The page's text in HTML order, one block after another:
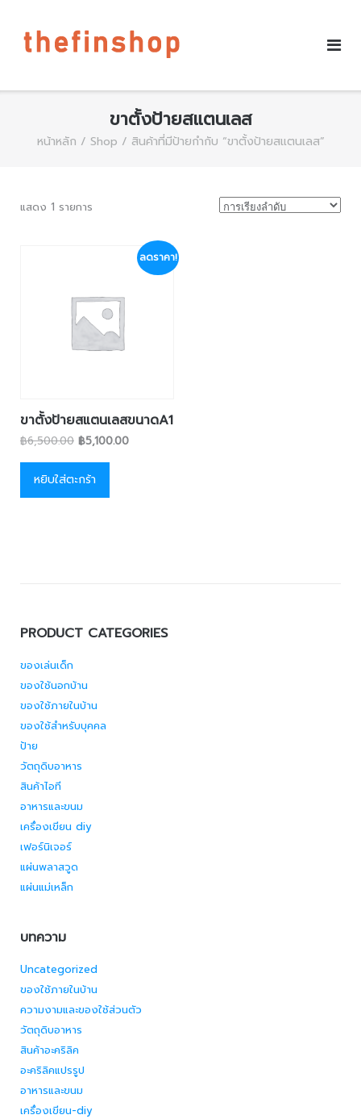
ขาตั้งป้ายสแตนเลส
หน้าหลัก / Shop / สินค้าที่มีป้ายกำกับ “ขาตั้งป้ายสแตนเลส”
แสดง 1 รายการ
ลดราคา!
ขาตั้งป้ายสแตนเลสขนาดA1
฿6,500.00 ฿5,100.00
หยิบใส่ตะกร้า
PRODUCT CATEGORIES
ของเล่นเด็ก
ของใช้นอกบ้าน
ของใช้ภายในบ้าน
ของใช้สำหรับบุคคล
ป้าย
วัตถุดิบอาหาร
สินค้าไอที
อาหารและขนม
เครื่องเขียน diy
เฟอร์นิเจอร์
แผ่นพลาสวูด
แผ่นแม่เหล็ก
บทความ
Uncategorized
ของใช้ภายในบ้าน
ความงามและของใช้ส่วนตัว
วัตถุดิบอาหาร
สินค้าอะคริลิค
อะคริลิคแปรรูป
อาหารและขนม
เครื่องเขียน-diy